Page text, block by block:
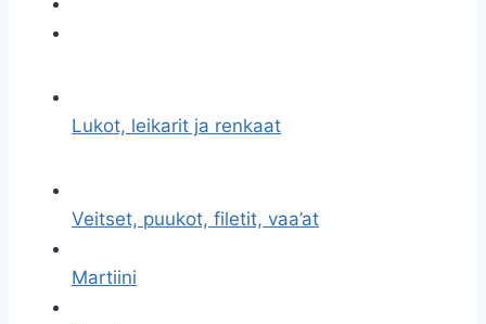
Lukot, leikarit ja renkaat
Veitset, puukot, filetit, vaa’at
Martiini